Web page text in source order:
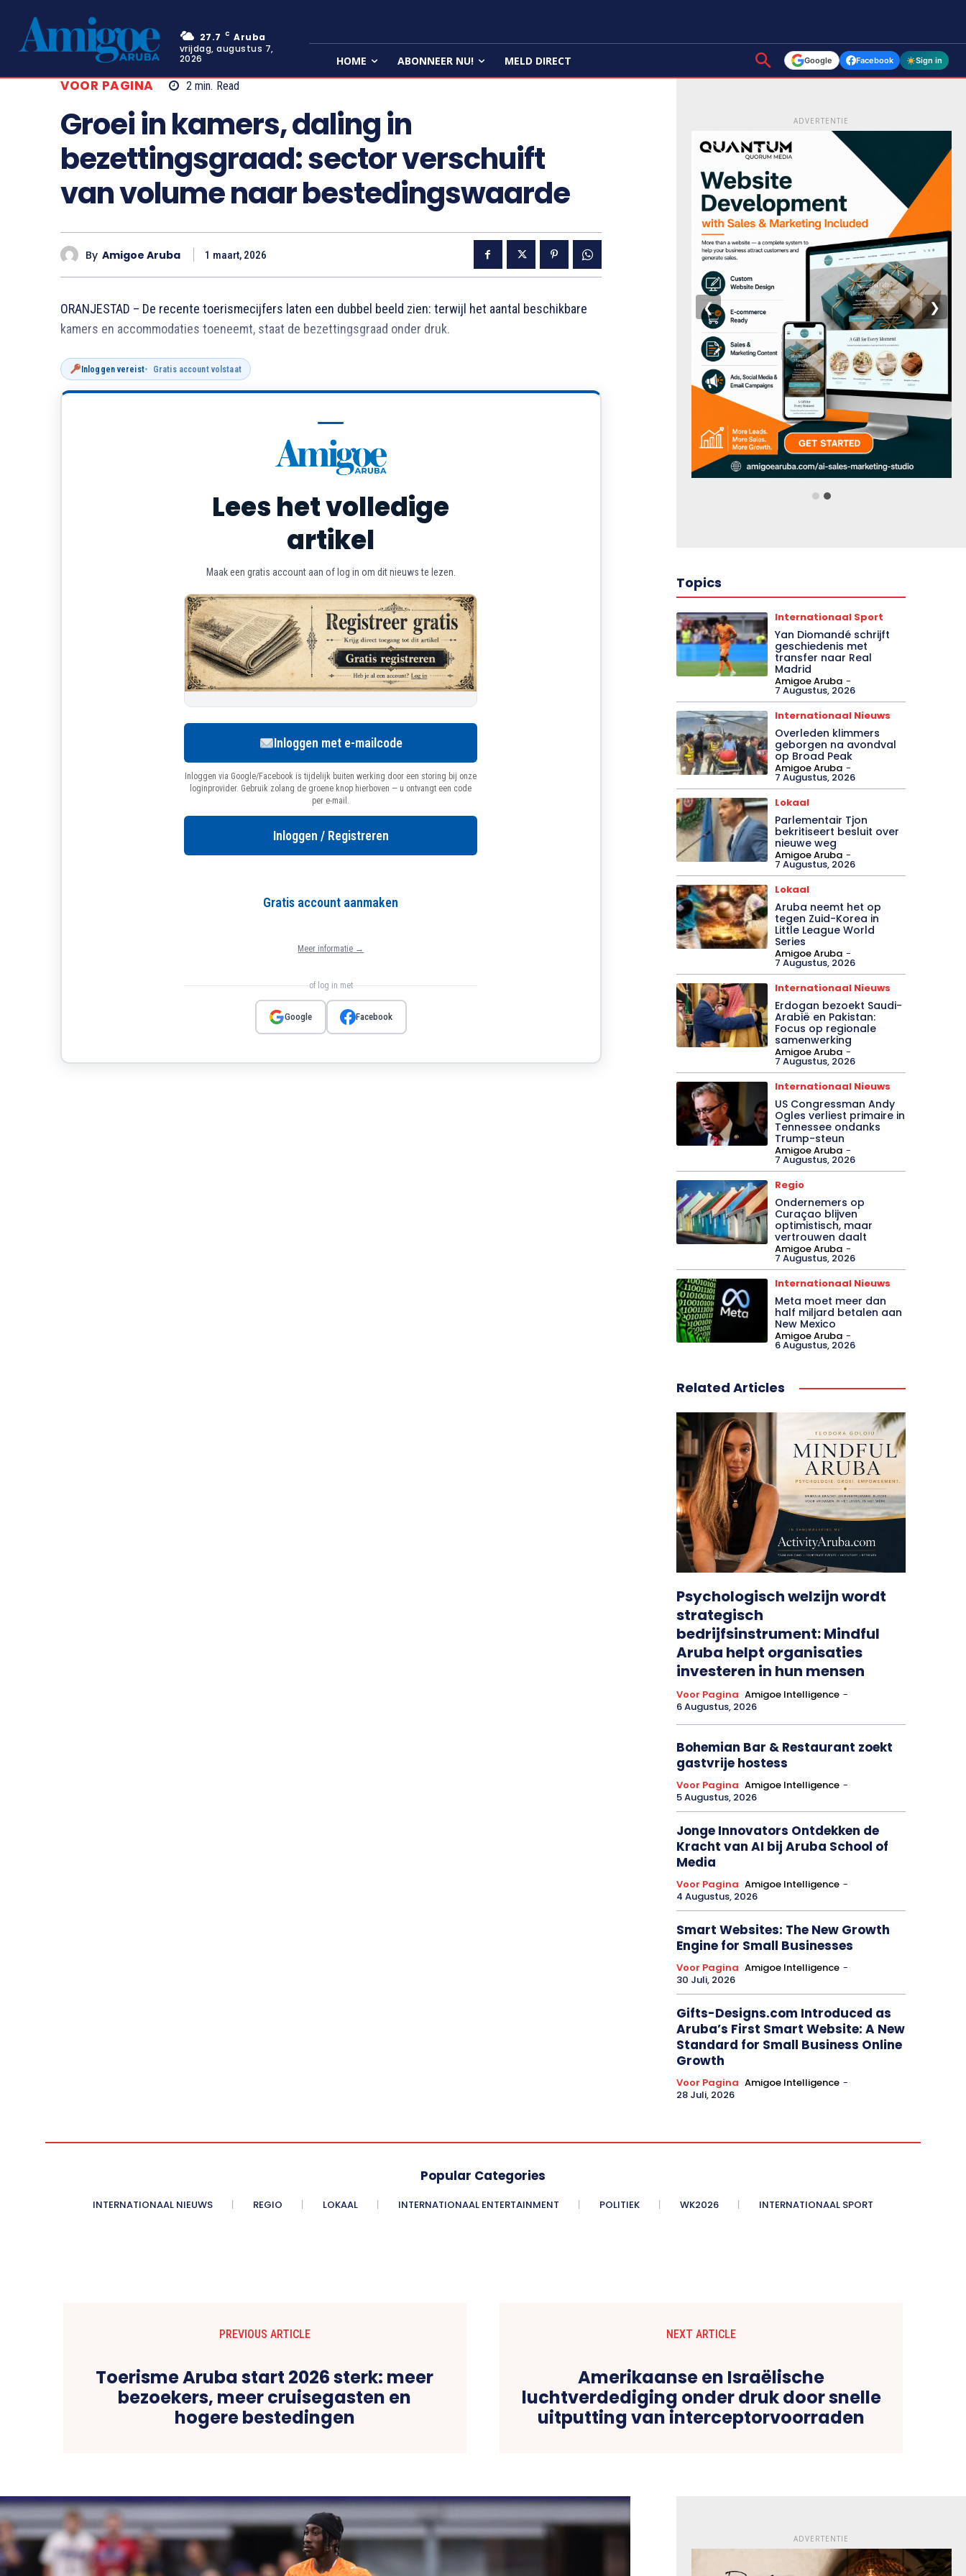
27.7 C Aruba
vrijdag, augustus 7,
2026
HOME ABONNEER NU! MELD DIRECT Google Facebook Sign in
VOOR PAGINA 2 min. Read
Groei in kamers, daling in
bezettingsgraad: sector verschuift
van volume naar bestedingswaarde
By Amigoe Aruba 1 maart, 2026
ORANJESTAD – De recente toerismecijfers laten een dubbel beeld zien: terwijl het aantal beschikbare
kamers en accommodaties toeneemt, staat de bezettingsgraad onder druk.
Inloggen vereist Gratis account volstaat
Lees het volledige
artikel
Maak een gratis account aan of log in om dit nieuws te lezen.
Inloggen met e-mailcode
Inloggen via Google/Facebook is tijdelijk buiten werking door een storing bij onze
loginprovider. Gebruik zolang de groene knop hierboven — u ontvangt een code
per e-mail.
Inloggen / Registreren
Gratis account aanmaken
Meer informatie →
of log in met
Google Facebook
ADVERTENTIE
❮ ❯
Topics
Internationaal Sport
Yan Diomandé schrijft
geschiedenis met
transfer naar Real
Madrid
Amigoe Aruba -
7 Augustus, 2026
Internationaal Nieuws
Overleden klimmers
geborgen na avondval
op Broad Peak
Amigoe Aruba -
7 Augustus, 2026
Lokaal
Parlementair Tjon
bekritiseert besluit over
nieuwe weg
Amigoe Aruba -
7 Augustus, 2026
Lokaal
Aruba neemt het op
tegen Zuid-Korea in
Little League World
Series
Amigoe Aruba -
7 Augustus, 2026
Internationaal Nieuws
Erdogan bezoekt Saudi-
Arabië en Pakistan:
Focus op regionale
samenwerking
Amigoe Aruba -
7 Augustus, 2026
Internationaal Nieuws
US Congressman Andy
Ogles verliest primaire in
Tennessee ondanks
Trump-steun
Amigoe Aruba -
7 Augustus, 2026
Regio
Ondernemers op
Curaçao blijven
optimistisch, maar
vertrouwen daalt
Amigoe Aruba -
7 Augustus, 2026
Internationaal Nieuws
Meta moet meer dan
half miljard betalen aan
New Mexico
Amigoe Aruba -
6 Augustus, 2026
Related Articles
Psychologisch welzijn wordt
strategisch
bedrijfsinstrument: Mindful
Aruba helpt organisaties
investeren in hun mensen
Voor Pagina Amigoe Intelligence -
6 Augustus, 2026
Bohemian Bar & Restaurant zoekt
gastvrije hostess
Voor Pagina Amigoe Intelligence -
5 Augustus, 2026
Jonge Innovators Ontdekken de
Kracht van AI bij Aruba School of
Media
Voor Pagina Amigoe Intelligence -
4 Augustus, 2026
Smart Websites: The New Growth
Engine for Small Businesses
Voor Pagina Amigoe Intelligence -
30 Juli, 2026
Gifts-Designs.com Introduced as
Aruba’s First Smart Website: A New
Standard for Small Business Online
Growth
Voor Pagina Amigoe Intelligence -
28 Juli, 2026
Popular Categories
INTERNATIONAAL NIEUWS REGIO LOKAAL INTERNATIONAAL ENTERTAINMENT POLITIEK WK2026 INTERNATIONAAL SPORT
PREVIOUS ARTICLE
Toerisme Aruba start 2026 sterk: meer
bezoekers, meer cruisegasten en
hogere bestedingen
NEXT ARTICLE
Amerikaanse en Israëlische
luchtverdediging onder druk door snelle
uitputting van interceptorvoorraden